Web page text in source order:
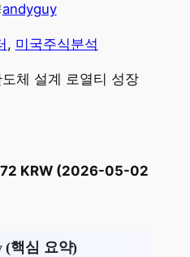
andyguy
, 미국주식분석
KRW (2026-05-02
(핵심 요약)